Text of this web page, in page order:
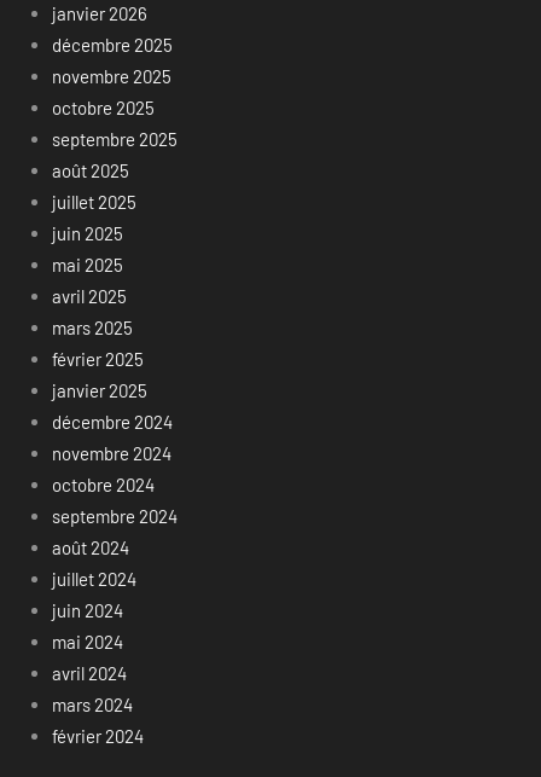
janvier 2026
décembre 2025
novembre 2025
octobre 2025
septembre 2025
août 2025
juillet 2025
juin 2025
mai 2025
avril 2025
mars 2025
février 2025
janvier 2025
décembre 2024
novembre 2024
octobre 2024
septembre 2024
août 2024
juillet 2024
juin 2024
mai 2024
avril 2024
mars 2024
février 2024